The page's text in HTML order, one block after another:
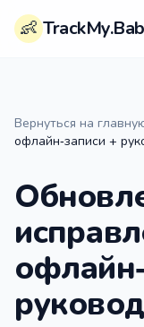
👶
Вернуться на
офлайн‑записи +